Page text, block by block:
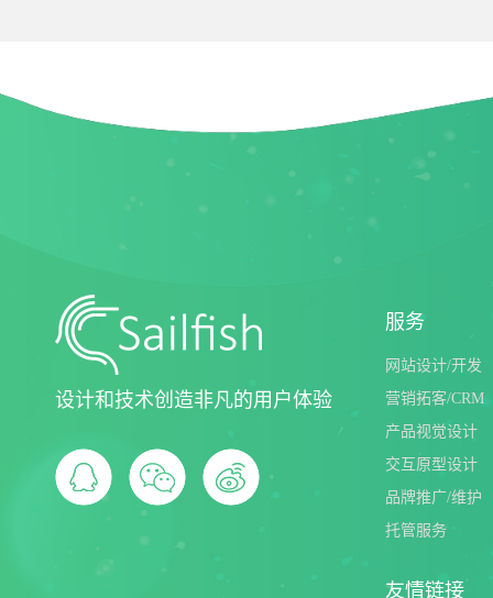
成美暖情少女
设计和技术创造非凡的用户体验
服务
网站设计/开发
营销拓客/CRM
产品视觉设计
交互原型设计
品牌推广/维护
托管服务
友情链接